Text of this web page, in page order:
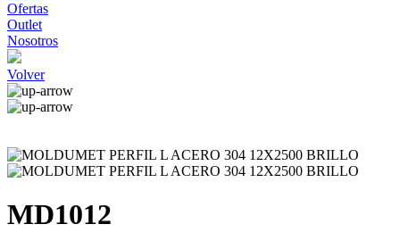
Ofertas
Outlet
Nosotros
Volver
MD1012